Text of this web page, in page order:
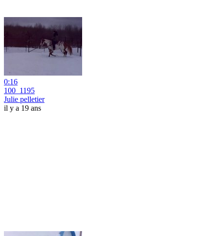
0:16
100_1195
Julie pelletier
il y a 19 ans